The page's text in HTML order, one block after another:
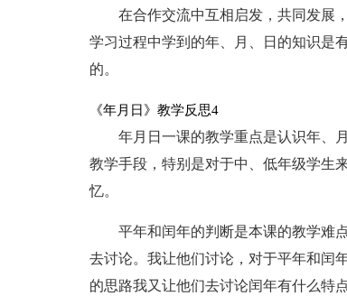
在合作交流中互相启发，共同发展
学习过程中学到的年、月、日的知识是
的。
《年月日》教学反思4
年月日一课的教学重点是认识年、
教学手段，特别是对于中、低年级学生
忆。
平年和闰年的判断是本课的教学难
去讨论。我让他们讨论，对于平年和闰
的思路我又让他们去讨论闰年有什么特